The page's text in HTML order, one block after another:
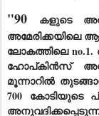
"90
കളുടെ
അമേരിക്കയിലെ
ലോകത്തിലെ
ഹോപ്കിൻസ്
മൂന്നാറിൽ
700 കോടിയുടെ